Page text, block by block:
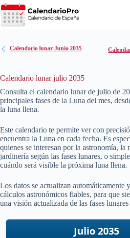
Saltar
al
contenido
Calendario lunar Junio 2035
Calendario lunar julio 2035
Consulta el calendario lunar de julio de
principales fases de la Luna del mes,
la luna llena.
Este calendario te permite ver con
encuentra la Luna en cada fecha. Es
quienes se interesan por la astronomía, la
jardinería según las fases lunares, o
cuándo será visible la próxima luna llena.
Los datos se actualizan automáticamente
cálculos astronómicos fiables, para que
una visión actualizada de las fases lunares
Julio 2035